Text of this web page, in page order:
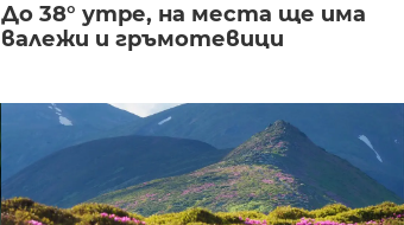
До 38° утре, на места ще има
валежи и гръмотевици